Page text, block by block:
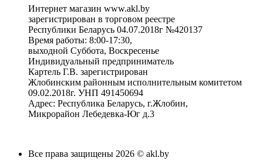
Интернет магазин www.akl.by
зарегистрирован в торговом реестре
Республики Беларусь 04.07.2018г №420137
Время работы: 8:00-17:30,
выходной Суббота, Воскресенье
Индивидуальный предприниматель
Картель Г.В. зарегистрирован
Жлобинским районным исполнительным комитетом
09.02.2018г. УНП 491450694
Адрес: Республика Беларусь, г.Жлобин,
Микрорайон Лебедевка-Юг д.3
Все права защищены 2026 © akl.by